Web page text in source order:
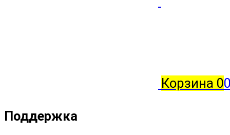
Корзина 0
Поддержка